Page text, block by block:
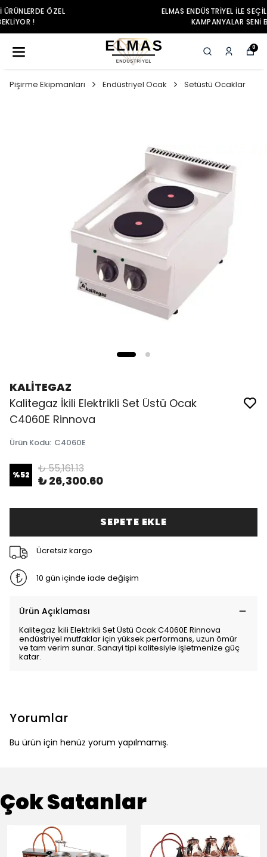
ELMAS ENDÜSTRIYEL ILE SEÇILI ÜRÜNLERDE ÖZEL
0
Pişirme Ekipmanları Endüstriyel Ocak Setüstü Ocaklar
KALİTEGAZ
Kalitegaz İkili Elektrikli Set Üstü Ocak
C4060E Rinnova
Ürün Kodu: C4060E
%52 ₺ 55,161.13
₺ 26,300.60
SEPETE EKLE
Ücretsiz kargo
10 gün içinde iade değişim
Ürün Açıklaması
Kalitegaz İkili Elektrikli Set Üstü Ocak C4060E Rinnova
endüstriyel mutfaklar için yüksek performans, uzun ömür
ve tam verim sunar. Sanayi tipi kalitesiyle işletmenize güç
katar.
Yorumlar
Bu ürün için henüz yorum yapılmamış.
Çok Satanlar